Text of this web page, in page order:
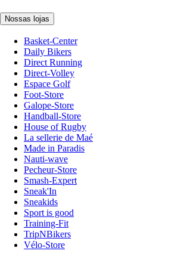
Nossas lojas
Basket-Center
Daily Bikers
Direct Running
Direct-Volley
Espace Golf
Foot-Store
Galope-Store
Handball-Store
House of Rugby
La sellerie de Maé
Made in Paradis
Nauti-wave
Pecheur-Store
Smash-Expert
Sneak'In
Sneakids
Sport is good
Training-Fit
TripNBikers
Vélo-Store